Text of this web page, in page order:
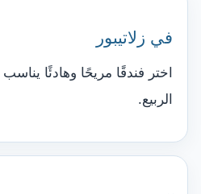
في زلاتيبور
اختر فندقًا مريحًا وهادئًا
الربيع.